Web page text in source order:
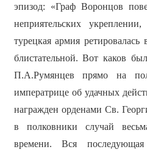
эпизод: «Граф Воронцов
неприятельских
турецкая армия
блистательной. Вот каков
П.А.Румянцев прямо на
императрице об удачных
награжден орденами Св.
в полковники случай
времени. Вся